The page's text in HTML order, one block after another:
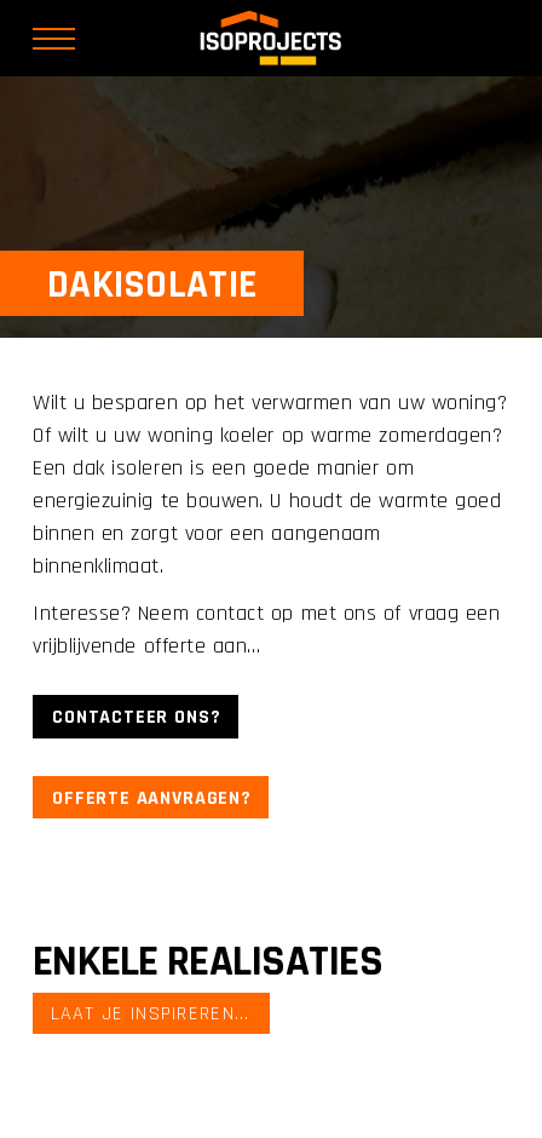
DAKISOLATIE
Wilt u besparen op het verwarmen van uw woning?
Of wilt u uw woning koeler op warme zomerdagen?
Een dak isoleren is een goede manier om
energiezuinig te bouwen. U houdt de warmte goed
binnen en zorgt voor een aangenaam
binnenklimaat.
Interesse? Neem contact op met ons of vraag een
vrijblijvende offerte aan…
CONTACTEER ONS?
OFFERTE AANVRAGEN?
ENKELE REALISATIES
LAAT JE INSPIREREN...